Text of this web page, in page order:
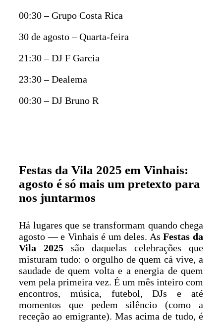
00:30 – Grupo Costa Rica
30 de agosto – Quarta-feira
21:30 – DJ F Garcia
23:30 – Dealema
00:30 – DJ Bruno R
Festas da Vila 2025 em Vinhais:
agosto é só mais um pretexto para
nos juntarmos
Há lugares que se transformam quando chega
agosto — e Vinhais é um deles. AsFestas da
Vila 2025 são daquelas celebrações que
misturam tudo: o orgulho de quem cá vive, a
saudade de quem volta e a energia de quem
vem pela primeira vez. É um mês inteiro com
encontros, música, futebol, DJs e até
momentos que pedem silêncio (como a
receção ao emigrante). Mas acima de tudo, é